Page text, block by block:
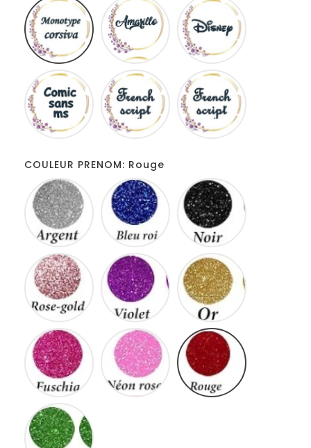
corsiva
Comic
sans
ms
French
script
COULEUR PRENOM: Rouge
Rose
gold
Violet
Fuschia
Neon
rose